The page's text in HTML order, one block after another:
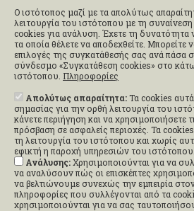
Ο ιστότοπος μαζί με τα απολύτως
λειτουργία του ιστότοπου με τη
cookies για ανάλυση. Έχετε τη δυνατότητα
τα οποία θέλετε να αποδεχθείτε. Μπορείτε
επιλογές της συγκατάθεσής σας ανά πάσα
σύνδεσμο «Συγκατάθεση cookies» στο
ιστότοπου. Πληροφορίες
Απολύτως απαραίτητα:Τα cookies αυτά
σημασίας για την ορθή λειτουργία του
κάνετε περιήγηση και να χρησιμοποιήσετε
πρόσβαση σε ασφαλείς περιοχές. Τα cookies
τη λειτουργία του ιστότοπου και χωρίς
εφικτή η παροχή υπηρεσιών του ιστότοπου.
Ανάλυσης:Χρησιμοποιούνται για να
να αναλύσουν πώς οι επισκέπτες
να βελτιώνουμε συνεχώς την εμπειρία
πληροφορίες που συλλέγονται από τα
χρησιμοποιούνται για να σας